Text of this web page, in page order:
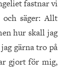
fastnar vi
säger: Allt
hur skall jag
gärna tro på
gjort för mig,